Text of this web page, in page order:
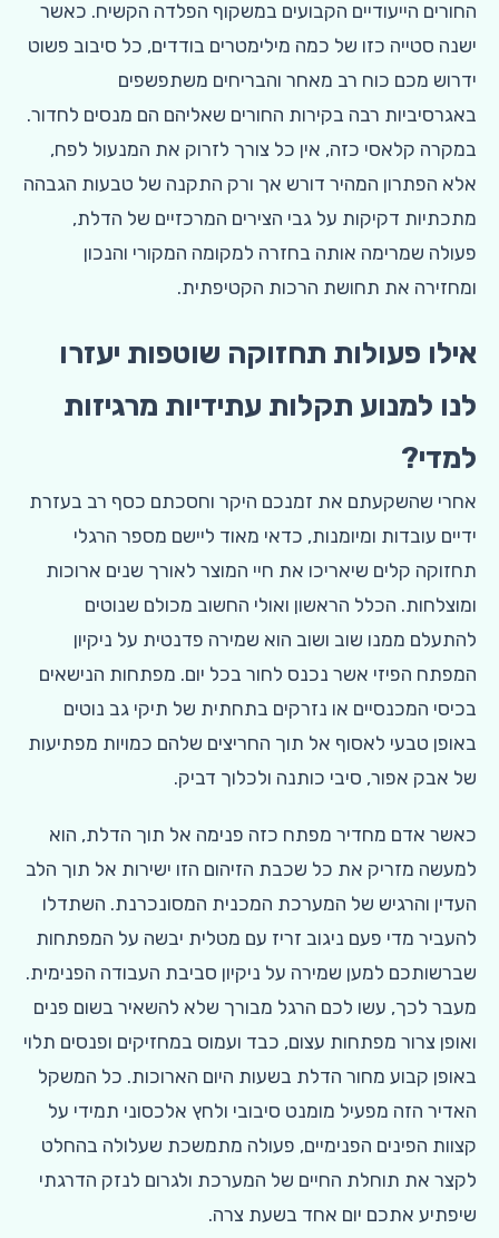
החורים הייעודיים הקבועים במשקוף הפלדה הקשיח. כאשר
ישנה סטייה כזו של כמה מילימטרים בודדים, כל סיבוב פשוט
ידרוש מכם כוח רב מאחר והבריחים משתפשפים
באגרסיביות רבה בקירות החורים שאליהם הם מנסים לחדור.
במקרה קלאסי כזה, אין כל צורך לזרוק את המנעול לפח,
אלא הפתרון המהיר דורש אך ורק התקנה של טבעות הגבהה
מתכתיות דקיקות על גבי הצירים המרכזיים של הדלת,
פעולה שמרימה אותה בחזרה למקומה המקורי והנכון
ומחזירה את תחושת הרכות הקטיפתית.
אילו פעולות תחזוקה שוטפות יעזרו
לנו למנוע תקלות עתידיות מרגיזות
למדי?
אחרי שהשקעתם את זמנכם היקר וחסכתם כסף רב בעזרת
ידיים עובדות ומיומנות, כדאי מאוד ליישם מספר הרגלי
תחזוקה קלים שיאריכו את חיי המוצר לאורך שנים ארוכות
ומוצלחות. הכלל הראשון ואולי החשוב מכולם שנוטים
להתעלם ממנו שוב ושוב הוא שמירה פדנטית על ניקיון
המפתח הפיזי אשר נכנס לחור בכל יום. מפתחות הנישאים
בכיסי המכנסיים או נזרקים בתחתית של תיקי גב נוטים
באופן טבעי לאסוף אל תוך החריצים שלהם כמויות מפתיעות
של אבק אפור, סיבי כותנה ולכלוך דביק.
כאשר אדם מחדיר מפתח כזה פנימה אל תוך הדלת, הוא
למעשה מזריק את כל שכבת הזיהום הזו ישירות אל תוך הלב
העדין והרגיש של המערכת המכנית המסונכרנת. השתדלו
להעביר מדי פעם ניגוב זריז עם מטלית יבשה על המפתחות
שברשותכם למען שמירה על ניקיון סביבת העבודה הפנימית.
מעבר לכך, עשו לכם הרגל מבורך שלא להשאיר בשום פנים
ואופן צרור מפתחות עצום, כבד ועמוס במחזיקים ופנסים תלוי
באופן קבוע מחור הדלת בשעות היום הארוכות. כל המשקל
האדיר הזה מפעיל מומנט סיבובי ולחץ אלכסוני תמידי על
קצוות הפינים הפנימיים, פעולה מתמשכת שעלולה בהחלט
לקצר את תוחלת החיים של המערכת ולגרום לנזק הדרגתי
שיפתיע אתכם יום אחד בשעת צרה.